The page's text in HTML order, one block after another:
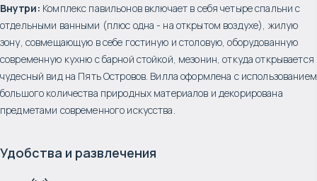
Внутри: Комплекс павильонов включает в себя четыре спальни с
отдельными ванными (плюс одна - на открытом воздухе), жилую
зону, совмещающую в себе гостиную и столовую, оборудованную
современную кухню с барной стойкой, мезонин, откуда открывается
чудесный вид на Пять Островов. Вилла оформлена с использованием
большого количества природных материалов и декорирована
предметами современного искусства.
Удобства и развлечения